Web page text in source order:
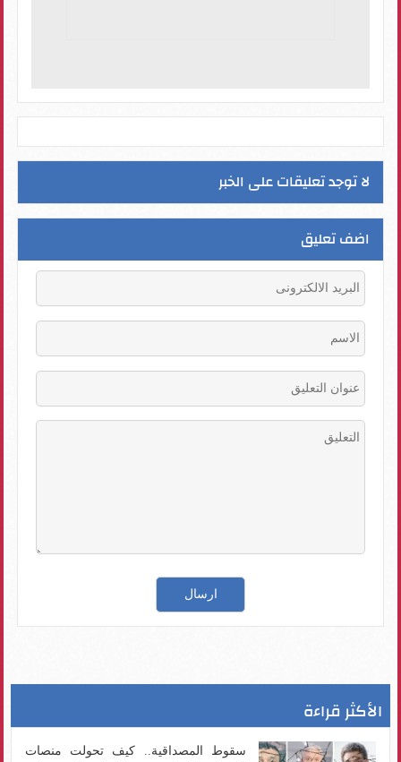
لا توجد تعليقات على الخبر
اضف تعليق
الأكثر قراءة
سقوط المصداقية.. كيف تحولت منصات